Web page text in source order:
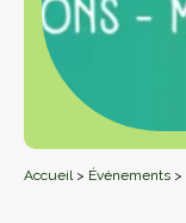
Accueil > Événements >